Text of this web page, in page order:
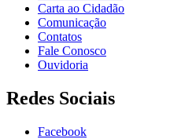
Carta ao Cidadão
Comunicação
Contatos
Fale Conosco
Ouvidoria
Redes Sociais
Facebook